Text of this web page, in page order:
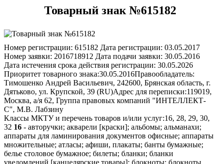
Товарный знак №615182
Номер регистрации: 615182 Дата регистрации: 03.05.2017
Номер заявки: 2016718912 Дата подачи заявки: 30.05.2016
Дата истечения срока действия регистрации: 30.05.2026
Приоритет товарного знака:30.05.2016Правообладатель:
Тимошенко Андрей Васильевич, 242600, Брянская область, г.
Дятьково, ул. Крупской, 39 (RU)Адрес для переписки:119019,
Москва, а/я 62, Группа правовых компаний "ИНТЕЛЛЕКТ-
С", М.В. Лабзину
Классы МКТУ и перечень товаров и/или услуг:16, 28, 29, 30,
32 16 - авторучки; акварели [краски]; альбомы; альманахи;
аппараты для ламинирования документов офисные; аппараты
множительные; атласы; афиши, плакаты; банты бумажные;
белье столовое бумажное; билеты; бланки; бланки
уведомлений [канцелярские товары]; блокноты; блокноты